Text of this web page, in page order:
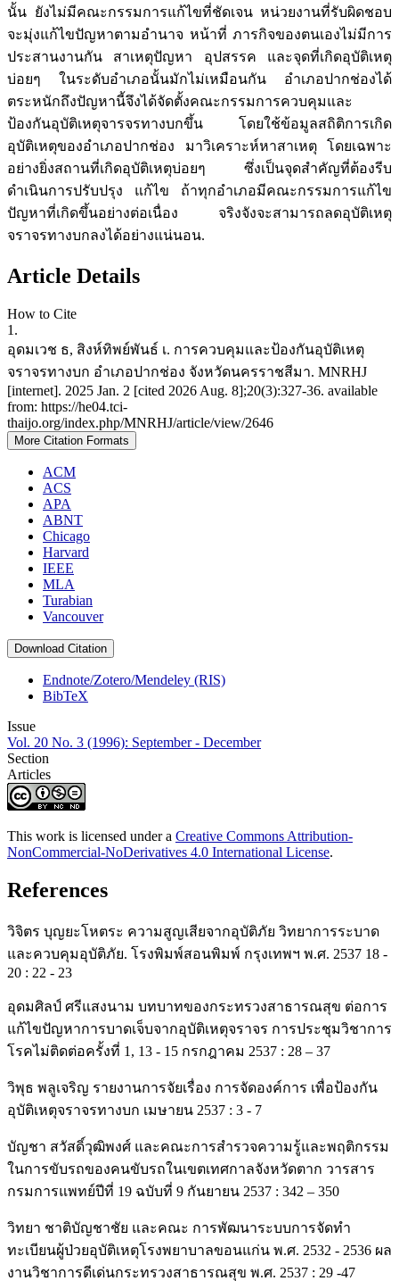
นั้น ยังไม่มีคณะกรรมการแก้ไขที่ชัดเจน หน่วยงานที่รับผิดชอบ
จะมุ่งแก้ไขปัญหาตามอำนาจ หน้าที่ ภารกิจของตนเองไม่มีการ
ประสานงานกัน สาเหตุปัญหา อุปสรรค และจุดที่เกิดอุบัติเหตุ
บ่อยๆ ในระดับอำเภอนั้นมักไม่เหมือนกัน อำเภอปากช่องได้
ตระหนักถึงปัญหานี้จึงได้จัดตั้งคณะกรรมการควบคุมและ
ป้องกันอุบัติเหตุจารจรทางบกขึ้น โดยใช้ข้อมูลสถิติการเกิด
อุบัติเหตุของอำเภอปากช่อง มาวิเคราะห์หาสาเหตุ โดยเฉพาะ
อย่างยิ่งสถานที่เกิดอุบัติเหตุบ่อยๆ ซึ่งเป็นจุดสำคัญที่ต้องรีบ
ดำเนินการปรับปรุง แก้ไข ถ้าทุกอำเภอมีคณะกรรมการแก้ไข
ปัญหาที่เกิดขึ้นอย่างต่อเนื่อง จริงจังจะสามารถลดอุบัติเหตุ
จราจรทางบกลงได้อย่างแน่นอน.
Article Details
How to Cite
1.
อุดมเวช ธ, สิงห์ทิพย์พันธ์ เ. การควบคุมและป้องกันอุบัติเหตุ
จราจรทางบก อำเภอปากช่อง จังหวัดนครราชสีมา. MNRHJ
[internet]. 2025 Jan. 2 [cited 2026 Aug. 8];20(3):327-36. available
from: https://he04.tci-
thaijo.org/index.php/MNRHJ/article/view/2646
More Citation Formats
ACM
ACS
APA
ABNT
Chicago
Harvard
IEEE
MLA
Turabian
Vancouver
Download Citation
Endnote/Zotero/Mendeley (RIS)
BibTeX
Issue
Vol. 20 No. 3 (1996): September - December
Section
Articles
This work is licensed under a Creative Commons Attribution-
NonCommercial-NoDerivatives 4.0 International License.
References
วิจิตร บุญยะโหตระ ความสูญเสียจากอุบัติภัย วิทยาการระบาด
และควบคุมอุบัติภัย. โรงพิมพ์สอนพิมพ์ กรุงเทพฯ พ.ศ. 2537 18 -
20 : 22 - 23
อุดมศิลป์ ศรีแสงนาม บทบาทของกระทรวงสาธารณสุข ต่อการ
แก้ไขปัญหาการบาดเจ็บจากอุบัติเหตุจราจร การประชุมวิชาการ
โรคไม่ติดต่อครั้งที่ 1, 13 - 15 กรกฎาคม 2537 : 28 – 37
วิพุธ พลูเจริญ รายงานการจัยเรื่อง การจัดองค์การ เพื่อป้องกัน
อุบัติเหตุจราจรทางบก เมษายน 2537 : 3 - 7
บัญชา สวัสดิ์วุฒิพงศ์ และคณะการสำรวจความรู้และพฤติกรรม
ในการขับรถของคนขับรถในเขตเทศกาลจังหวัดตาก วารสาร
กรมการแพทย์ปีที่ 19 ฉบับที่ 9 กันยายน 2537 : 342 – 350
วิทยา ชาติบัญชาชัย และคณะ การพัฒนาระบบการจัดทำ
ทะเบียนผู้ป่วยอุบัติเหตุโรงพยาบาลขอนแก่น พ.ศ. 2532 - 2536 ผล
งานวิชาการดีเด่นกระทรวงสาธารณสุข พ.ศ. 2537 : 29 -47